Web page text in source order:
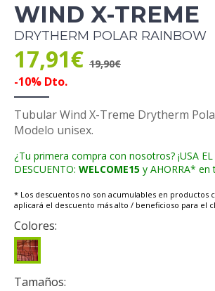
WIND X-TREME
DRYTHERM POLAR RAINBOW
17,91€ 19,90€
-10% Dto.
Tubular Wind X-Treme Drytherm
Modelo unisex.
¿Tu primera compra con nosotros? ¡USA
DESCUENTO: WELCOME15 y AHORRA* en
* Los descuentos no son acumulables en productos
aplicará el descuento más alto / beneficioso para el
Colores:
Tamaños: